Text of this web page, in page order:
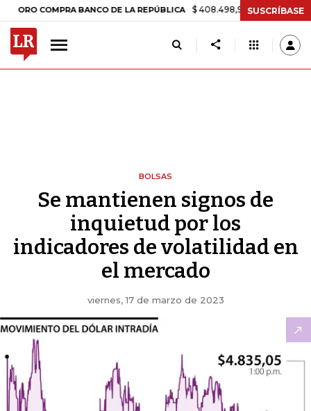
COMPRA BANCO DE LA REPÚBLICA $ 408.498,97 +$ 8.753,81 +2,19%
SUSCRÍBASE
BOLSAS
Se mantienen signos de
inquietud por los
indicadores de volatilidad en
el mercado
viernes, 17 de marzo de 2023